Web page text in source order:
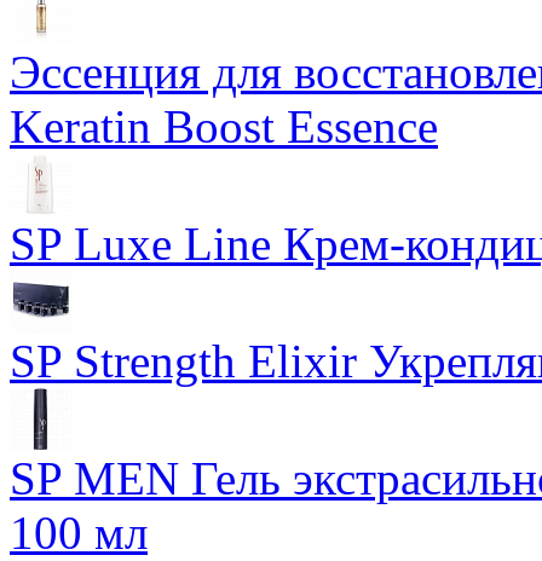
Эссенция для
Keratin Boost Essence
SP Luxe Line Крем-
SP Strength Elixir
SP MEN Гель
100 мл